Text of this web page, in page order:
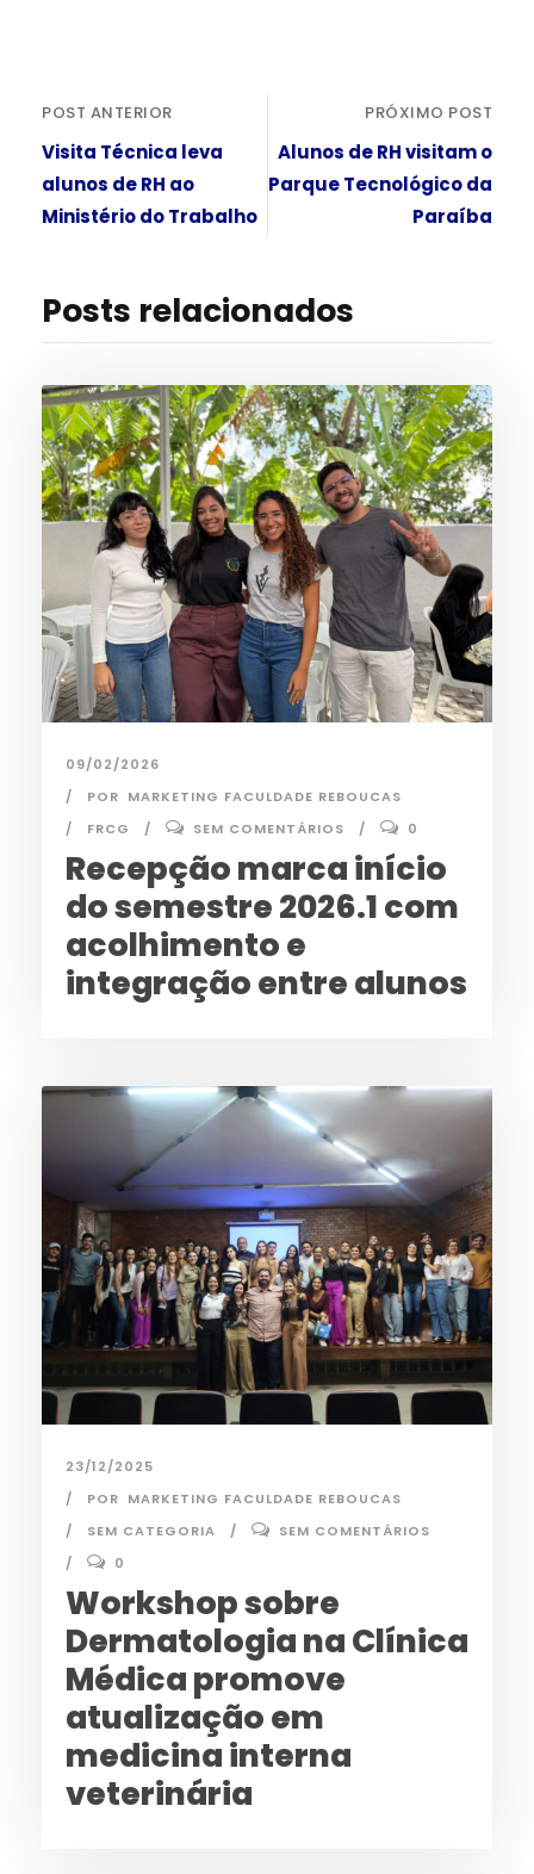
POST ANTERIOR
Visita Técnica leva
alunos de RH ao
Ministério do Trabalho
PRÓXIMO POST
Alunos de RH visitam o
Parque Tecnológico da
Paraíba
Posts relacionados
09/02/2026
POR MARKETING FACULDADE REBOUCAS
FRCG
SEM COMENTÁRIOS 0
Recepção marca início
do semestre 2026.1 com
acolhimento e
integração entre alunos
23/12/2025
POR MARKETING FACULDADE REBOUCAS
SEM CATEGORIA
SEM COMENTÁRIOS
0
Workshop sobre
Dermatologia na Clínica
Médica promove
atualização em
medicina interna
veterinária